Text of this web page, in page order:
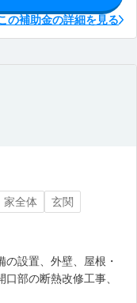
の補助金の詳細を見る
家全体
玄関
設置、外壁、屋根・
部の断熱改修工事、